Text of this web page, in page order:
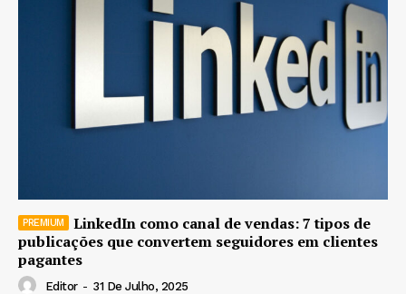
LinkedIn como canal de vendas: 7 tipos de
publicações que convertem seguidores em clientes
pagantes
Editor - 31 De Julho, 2025